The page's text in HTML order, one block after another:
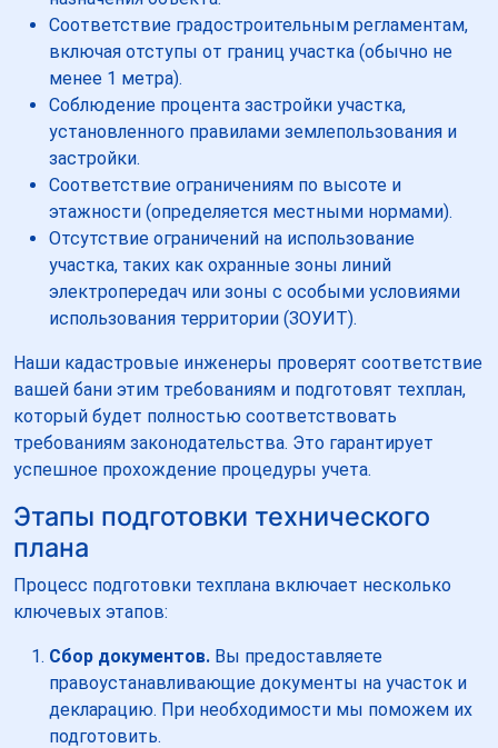
Соответствие градостроительным регламентам,
включая отступы от границ участка (обычно не
менее 1 метра).
Соблюдение процента застройки участка,
установленного правилами землепользования и
застройки.
Соответствие ограничениям по высоте и
этажности (определяется местными нормами).
Отсутствие ограничений на использование
участка, таких как охранные зоны линий
электропередач или зоны с особыми условиями
использования территории (ЗОУИТ).
Наши кадастровые инженеры проверят соответствие
вашей бани этим требованиям и подготовят техплан,
который будет полностью соответствовать
требованиям законодательства. Это гарантирует
успешное прохождение процедуры учета.
Этапы подготовки технического
плана
Процесс подготовки техплана включает несколько
ключевых этапов:
Сбор документов. Вы предоставляете
правоустанавливающие документы на участок и
декларацию. При необходимости мы поможем их
подготовить.